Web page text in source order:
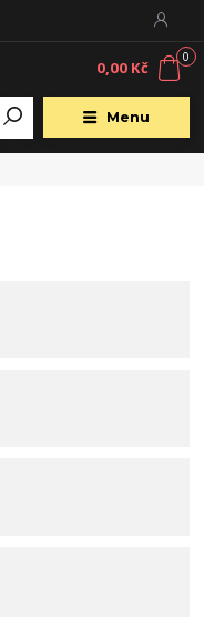
Menu
0
0,00 Kč